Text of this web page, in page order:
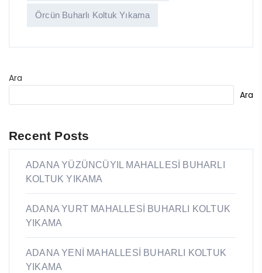
Örcün Buharlı Koltuk Yıkama
Ara
Ara
Recent Posts
ADANA YÜZÜNCÜYIL MAHALLESİ BUHARLI
KOLTUK YIKAMA
ADANA YURT MAHALLESİ BUHARLI KOLTUK
YIKAMA
ADANA YENİ MAHALLESİ BUHARLI KOLTUK
YIKAMA